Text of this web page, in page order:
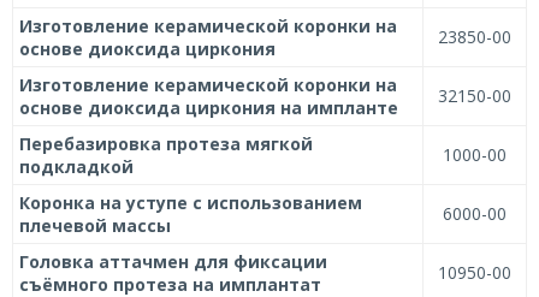
Изготовление керамической коронки на
основе диоксида циркония
23850-00
Изготовление керамической коронки на
основе диоксида циркония на импланте
32150-00
Перебазировка протеза мягкой
подкладкой
1000-00
Коронка на уступе с использованием
плечевой массы
6000-00
Головка аттачмен для фиксации
съёмного протеза на имплантат
10950-00